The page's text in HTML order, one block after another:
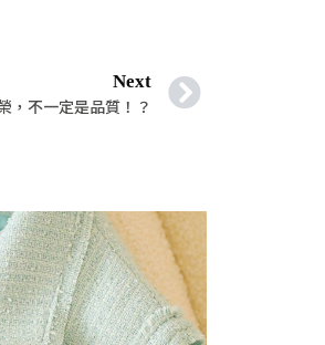
Next
，不一定是品質！？